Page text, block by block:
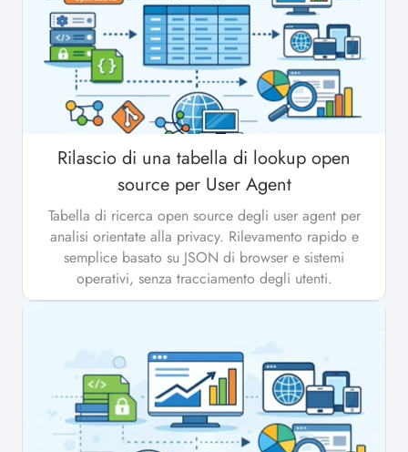
Rilascio di una tabella di lookup open
source per User Agent
Tabella di ricerca open source degli user agent per
analisi orientate alla privacy. Rilevamento rapido e
semplice basato su JSON di browser e sistemi
operativi, senza tracciamento degli utenti.